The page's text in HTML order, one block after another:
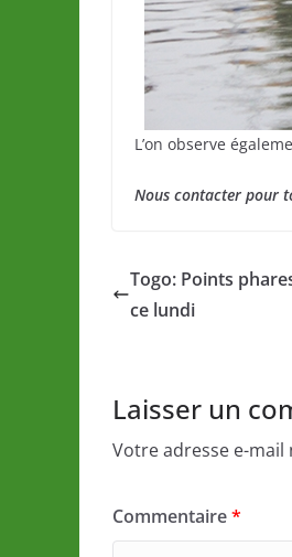
L’on observe
Nous contacter pour
Togo: Points
ce lundi
Laisser un
Votre adresse e-mail
Commentaire*